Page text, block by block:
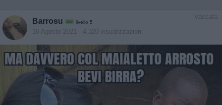
Vaccata
Barrosu livello 5
16 Agosto 2021 - 4.320 visualizzazioni